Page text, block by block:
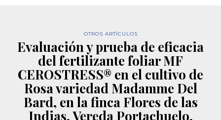
OTROS ARTÍCULOS
Evaluación y prueba de eficacia
del fertilizante foliar MF
CEROSTRESS® en el cultivo de
Rosa variedad Madamme Del
Bard, en la finca Flores de las
Indias, Vereda Portachuelo,